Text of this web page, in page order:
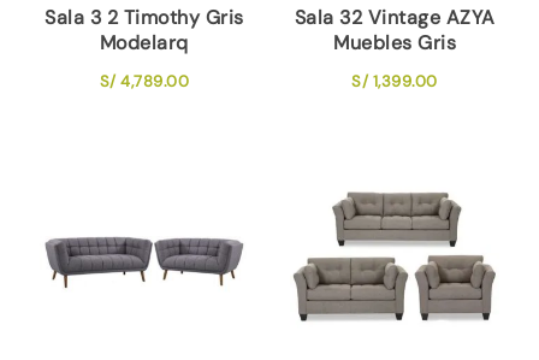
Sala 3 2 Timothy Gris
Modelarq
S/4,789.00
Sala 32 Vintage AZYA
Muebles Gris
S/1,399.00